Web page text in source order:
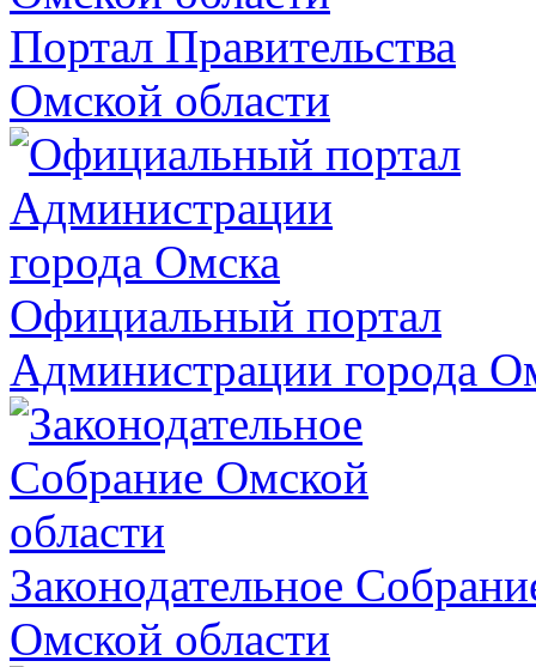
Портал Правительства
Омской области
Официальный портал
Администрации города
Законодательное
Омской области